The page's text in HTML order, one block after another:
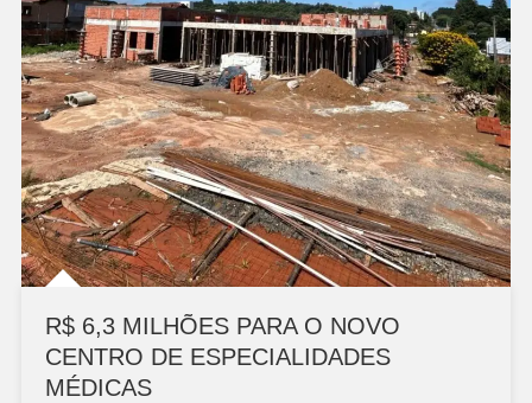
R$ 6,3 MILHÕES PARA O NOVO
CENTRO DE ESPECIALIDADES
MÉDICAS